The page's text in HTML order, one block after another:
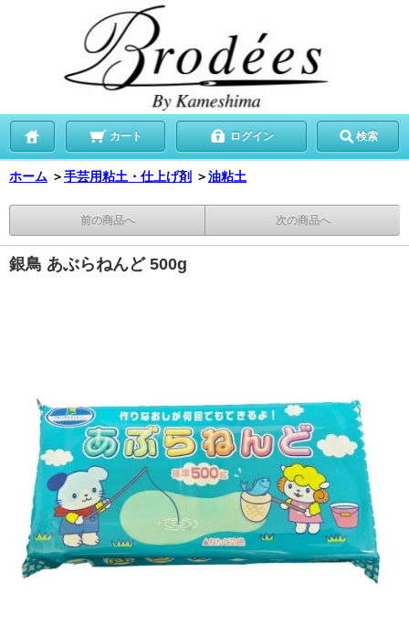
カート ログイン 検索
ホーム ＞手芸用粘土・仕上げ剤 ＞油粘土
前の商品へ 次の商品へ
銀鳥 あぶらねんど 500g